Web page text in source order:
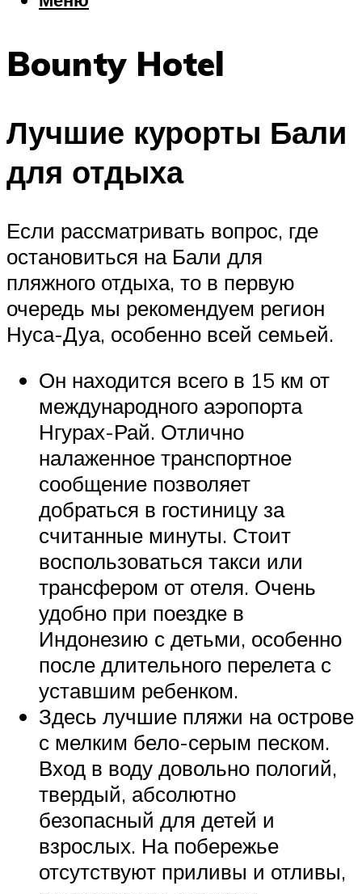
Шоппинг
Что посетить
Меню
Bounty Hotel
Лучшие курорты Бали
для отдыха
Если рассматривать вопрос, где
остановиться на Бали для
пляжного отдыха, то в первую
очередь мы рекомендуем регион
Нуса-Дуа, особенно всей семьей.
Он находится всего в 15 км от
международного аэропорта
Нгурах-Рай. Отлично
налаженное транспортное
сообщение позволяет
добраться в гостиницу за
считанные минуты. Стоит
воспользоваться такси или
трансфером от отеля. Очень
удобно при поездке в
Индонезию с детьми, особенно
после длительного перелета с
уставшим ребенком.
Здесь лучшие пляжи на острове
с мелким бело-серым песком.
Вход в воду довольно пологий,
твердый, абсолютно
безопасный для детей и
взрослых. На побережье
отсутствуют приливы и отливы,